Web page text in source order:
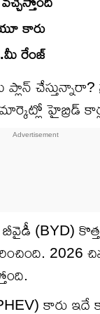
కారు
రేంజ్
చేస్తున్నారా?
హైబ్రిడ్
(BYD)
2026
కారు ఇదే